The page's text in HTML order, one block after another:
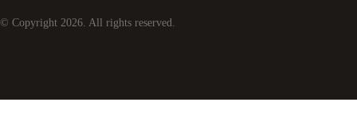
© Copyright 2026 . All rights reserved.